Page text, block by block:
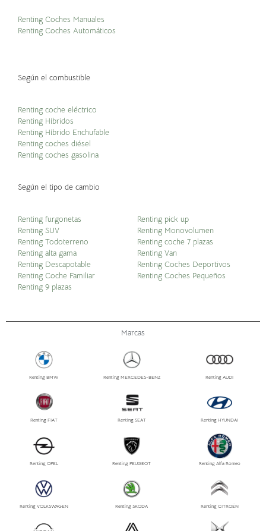
Renting Coches Manuales
Renting Coches Automáticos
Según el combustible
Renting coche eléctrico
Renting Híbridos
Renting Híbrido Enchufable
Renting coches diésel
Renting coches gasolina
Según el tipo de cambio
Renting furgonetas
Renting SUV
Renting Todoterreno
Renting alta gama
Renting Descapotable
Renting Coche Familiar
Renting 9 plazas
Renting pick up
Renting Monovolumen
Renting coche 7 plazas
Renting Van
Renting Coches Deportivos
Renting Coches Pequeños
Marcas
Renting BMW Renting MERCEDES-BENZ Renting AUDI
Renting FIAT Renting SEAT Renting HYUNDAI
Renting OPEL Renting PEUGEOT Renting Alfa Romeo
Renting VOLKSWAGEN Renting SKODA Renting CITROËN